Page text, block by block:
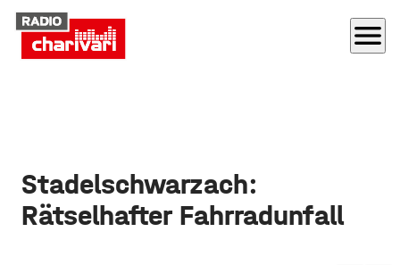
menu
Stadelschwarzach:
Rätselhafter Fahrradunfall